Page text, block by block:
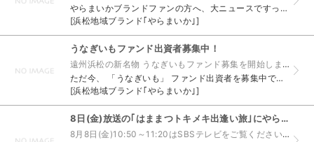
やらまいかブランドファンの方へ、大ニュースですっ☆ イトーヨーカドー浜松宮竹店にて、 やらまいかブランド認定品を一同に集めて紹介・販売する 「やらまいか特集」 を開催いたします！！ １．開催期間...
[浜松地域ブランド｢やらまいか｣]
うなぎいもファンド出資者募集中！
遠州浜松の新名物 うなぎいもファンド募集を開始しました。
ただ今、 「うなぎいも」 ファンド出資者を募集中です！ 日本各地で開催されている催事などに移動販売者（キッチンカー）で出向き、 うなぎいも本来の美味しさを伝える販売やPRを行います。 この移動販...
[浜松地域ブランド｢やらまいか｣]
8日(金)放送の｢はままつトキメキ出逢い旅｣にやらまいかブランドが登場！
8月8日(金)10:50～11:20はSBSテレビをご覧ください！